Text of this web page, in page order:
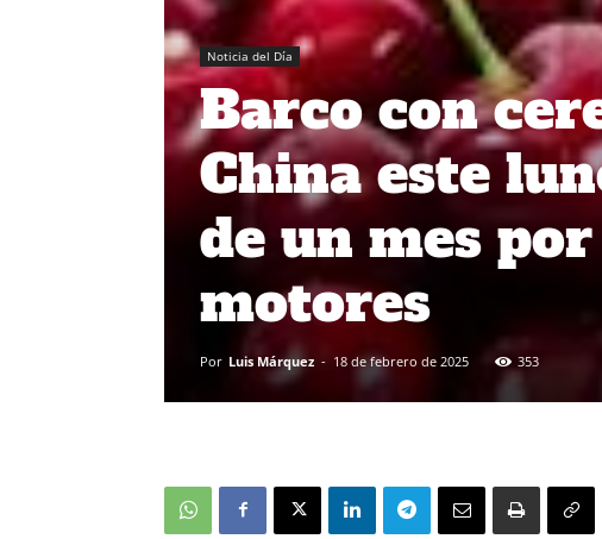
Noticia del Día
Barco con
China este
de un mes
motores
Por Luis Márquez - 18 de febrero de 2025 353